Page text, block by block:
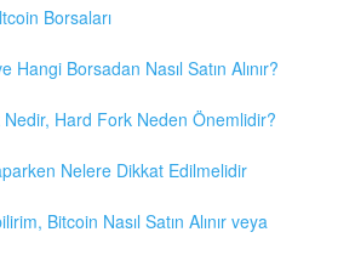
Borsaları
Hangi Borsadan Nasıl Satın Alınır?
Hard Fork Neden Önemlidir?
Nelere Dikkat Edilmelidir
Bitcoin Nasıl Satın Alınır veya